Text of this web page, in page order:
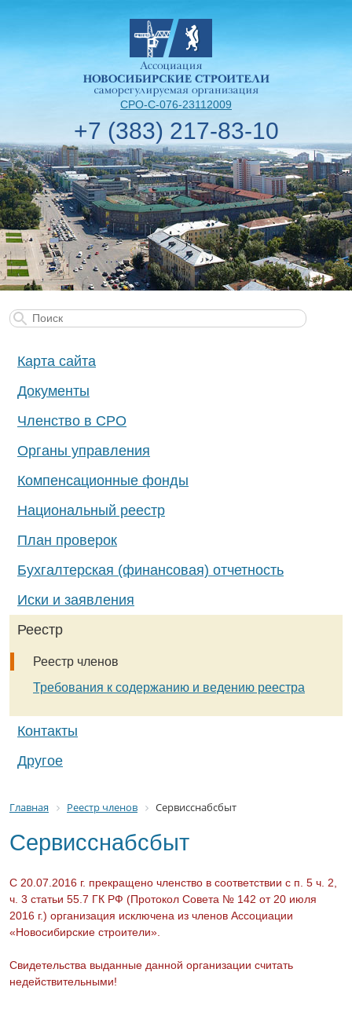
СРО-С-076-23112009
+7 (383) 217-83-10
Карта сайта
Документы
Членство в СРО
Органы управления
Компенсационные фонды
Национальный реестр
План проверок
Бухгалтерская (финансовая) отчетность
Иски и заявления
Реестр
Реестр членов
Требования к содержанию и ведению реестра
Контакты
Другое
Главная Реестр членов Сервисснабсбыт
Сервисснабсбыт
С 20.07.2016 г. прекращено членство в соответствии с п. 5 ч. 2,
ч. 3 статьи 55.7 ГК РФ (Протокол Совета № 142 от 20 июля
2016 г.) организация исключена из членов Ассоциации
«Новосибирские строители».
Свидетельства выданные данной организации считать
недействительными!